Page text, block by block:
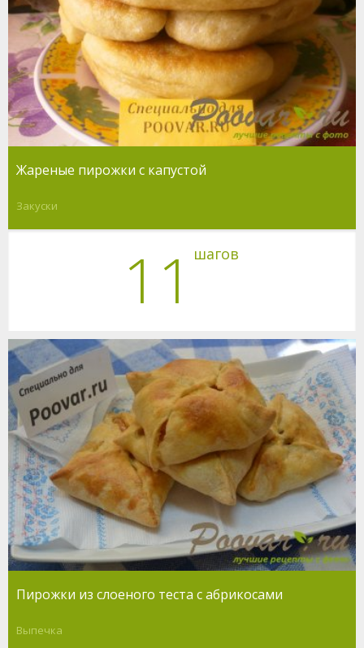
Жареные пирожки с капустой
Закуски
11 шагов
Пирожки из слоеного теста с абрикосами
Выпечка